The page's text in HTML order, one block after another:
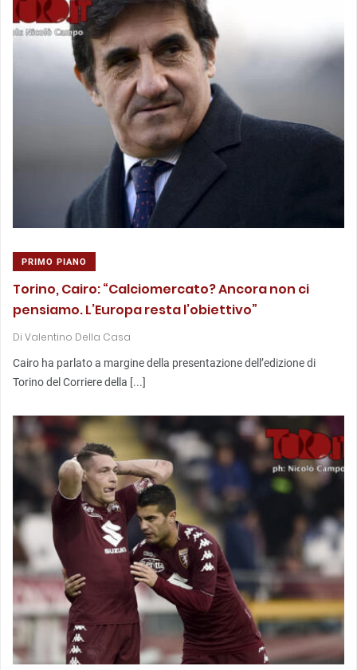
PRIMO PIANO
Torino, Cairo: “Calciomercato? Ancora non ci
pensiamo. L’Europa resta l’obiettivo”
Di Valentino Della Casa
Cairo ha parlato a margine della presentazione dell’edizione di
Torino del Corriere della [...]